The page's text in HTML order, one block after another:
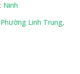
Ninh
Linh Trung,